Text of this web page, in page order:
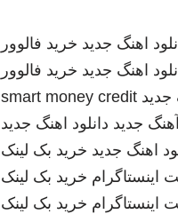
اهنگ جدید خرید فالوور
اهنگ جدید خرید فالوور
جدید smart money credit
آهنگ جدید دانلود اهنگ جدید
اهنگ جدید خرید بک لینک
اینستاگرام خرید بک لینک
اینستاگرام خرید بک لینک